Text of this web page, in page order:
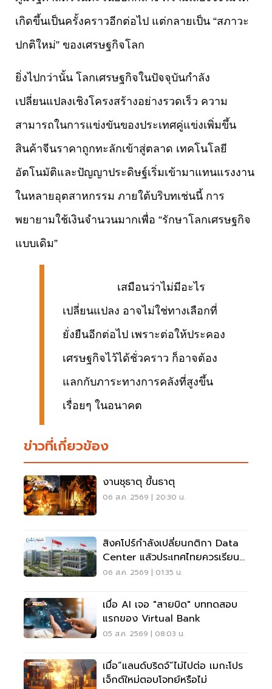
เกิดขึ้นเป็นครั้งคราวอีกต่อไป แต่กลายเป็น “สภาวะ
ปกติใหม่” ของเศรษฐกิจโลก
ยิ่งไปกว่านั้น โลกเศรษฐกิจในปัจจุบันกำลัง
เปลี่ยนแปลงเชิงโครงสร้างอย่างรวดเร็ว ความ
สามารถในการแข่งขันของประเทศคู่แข่งเพิ่มขึ้น
สินค้าจีนราคาถูกทะลักเข้าสู่ตลาด เทคโนโลยี
อัตโนมัติและปัญญาประดิษฐ์เริ่มเข้ามาแทนแรงงาน
ในหลายอุตสาหกรรม ภายใต้บริบทเช่นนี้ การ
พยายามใช้เงินจำนวนมากเพื่อ “รักษาโลกเศรษฐกิจ
แบบเดิม”
เสมือนว่าไม่มีอะไร
เปลี่ยนแปลง อาจไม่ใช่ทางเลือกที่
ยั่งยืนอีกต่อไป เพราะต่อให้ประคอง
เศรษฐกิจไว้ได้ชั่วคราว ก็อาจต้อง
แลกกับภาระทางการคลังที่สูงขึ้น
เรื่อยๆ ในอนาคต
ข่าวที่เกี่ยวข้อง
งานชุธาตุ ขึ้นธาตุ
06 ส.ค. 2569 | 20:30 น.
สิงคโปร์กำลังเปลี่ยนกติกา Data
Center แล้วประเทศไทยควรเรียนรู้
อะไร?
06 ส.ค. 2569 | 01:35 น.
เมื่อ AI เจอ "สายบิด" บททดสอบ
แรกของ Virtual Bank
05 ส.ค. 2569 | 08:03 น.
เมื่อ“แลนด์บริดจ์”ไม่ไปต่อ เมกะโปร
เจ็กต์ใหม่ตอบโจทย์หรือไม่